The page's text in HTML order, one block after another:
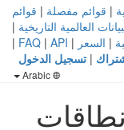
| قوائم مفصلة | قوائم
العالمية التاريخية |
| السعر |
FAQ | API
|
| تسجيل الدخول